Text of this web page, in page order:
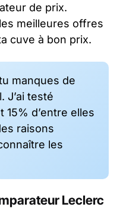
de prix.
meilleures offres
cuve à bon prix.
manques de
J’ai testé
d’entre elles
raisons
les
Leclerc